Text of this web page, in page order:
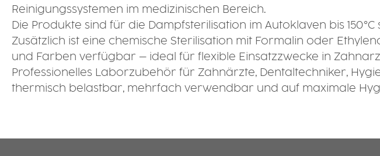
Reinigungssystemen im medizinischen Bereich.
Die Produkte sind für die Dampfsterilisation im Autoklaven bis 150
Zusätzlich ist eine chemische Sterilisation mit Formalin oder
und Farben verfügbar – ideal für flexible Einsatzzwecke in
Professionelles Laborzubehör für Zahnärzte, Dentaltechniker,
thermisch belastbar, mehrfach verwendbar und auf maximale